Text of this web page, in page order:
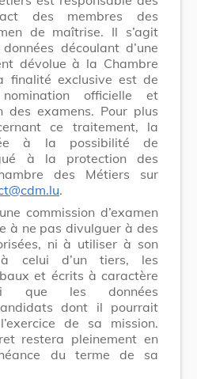
des membres des
de maîtrise. Il s’agit
découlant d’une
dévolue à la Chambre
finalité exclusive est de
officielle et
des examens. Pour plus
ce traitement, la
à la possibilité de
à la protection des
des Métiers sur
.
commission d’examen
à ne pas divulguer à des
ni à utiliser à son
celui d’un tiers, les
et écrits à caractère
que les données
dont il pourrait
de sa mission.
restera pleinement en
du terme de sa